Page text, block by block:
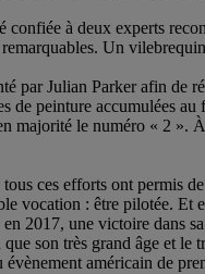
confiée à deux experts
Un
par Julian Parker afin de
de peinture accumulées
majorité le numéro « 2 ».
ces efforts ont permis
vocation : être pilotée. Et
2017, une victoire dans
son très grand âge et le
évènement américain de